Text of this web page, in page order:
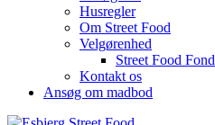
Husregler
Om Street Food
Velgørenhed
Street Food Fond
Kontakt os
Ansøg om madbod